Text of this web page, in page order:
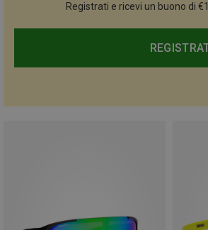
Registrati e ricevi un buono di